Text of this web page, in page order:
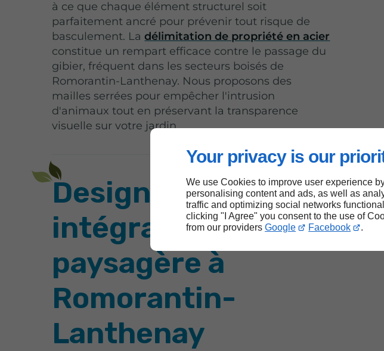
Your privacy is our
We use Cookies to improve user experience
personalising content and ads, as well as
traffic and optimizing social networks
clicking "I Agree" you consent to the use of
from our providers Google Facebook .
à ce que chaque élément structurel soit
parfaitement ancré pour prévenir tout risque de
basculement. Ladélimitation de propriété en acier
constitue un rempart efficace contre le passage du
gibier, fréquent dans les secteurs boisés de
Romorantin-Lanthenay. Nous proposons des
mailles serrées pour empêcher l'intrusion
d'animaux tout en préservant la transparence
visuelle sur votre jardin.
Design et
intégration
paysagère à
Romorantin-
Lanthenay